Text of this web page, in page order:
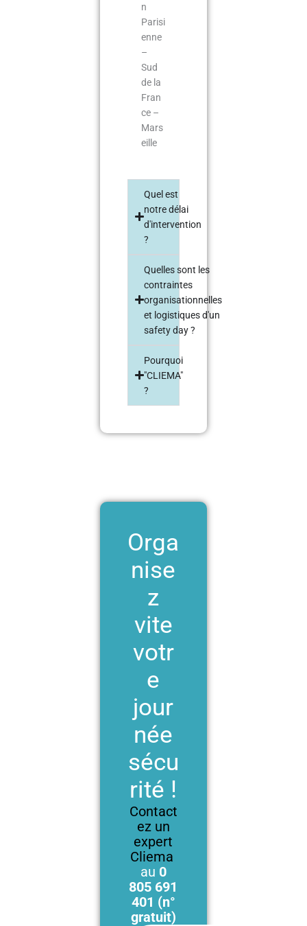
n
Parisi
enne
–
Sud
de la
Fran
ce –
Mars
eille
Quel est
notre délai
d'intervention
?
Quelles sont les
contraintes
organisationnelles
et logistiques d'un
safety day ?
Pourquoi
"CLIEMA"
?
Orga
nise
z
vite
votr
e
jour
née
sécu
rité !
Contact
ez un
expert
Cliema
au 0
805 691
401 (n°
gratuit)